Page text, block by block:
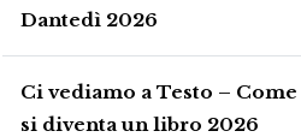
Dantedì 2026
Ci vediamo a Testo – Come
si diventa un libro 2026